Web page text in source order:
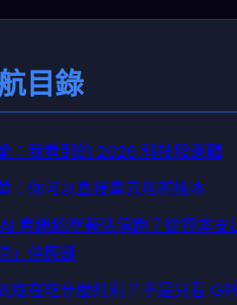
目錄
：我看到的 2026 科技股邏輯
：你可以直接拿去用的版本
會繼續壓著估值跑？從資本支
」供應鏈
底在吃什麼紅利？不是只看